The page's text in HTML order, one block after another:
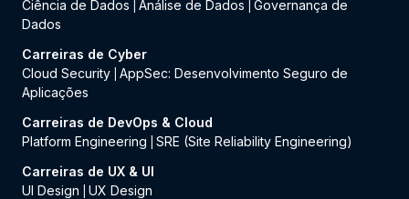
Ciência de Dados
Análise de Dados
Governança de
Dados
Carreiras de Cyber
Cloud Security AppSec: Desenvolvimento Seguro de
Aplicações
Carreiras de DevOps & Cloud
Platform Engineering
SRE (Site Reliability Engineering)
Carreiras de UX & UI
UI Design
UX Design